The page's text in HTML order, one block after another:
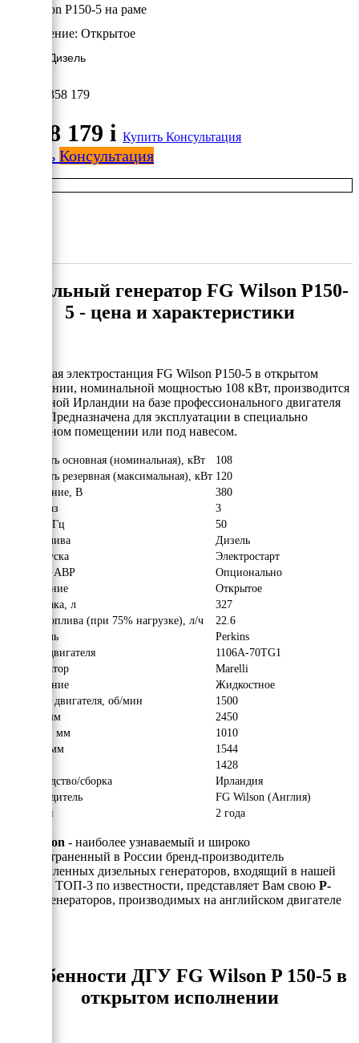
FG Wilson P150-5 на раме
Исполнение: Открытое
108 кВт/Дизель
2 358 179
2 358 179 i Купить Консультация
Купить Консультация
Дизельный генератор FG Wilson P150-
5 - цена и характеристики
Дизельная электростанция FG Wilson P150-5 в открытом
исполнении, номинальной мощностью 108 кВт, производится
в Северной Ирландии на базе профессионального двигателя
Perkins.Предназначена для эксплуатации в специально
отведенном помещении или под навесом.
Мощность основная (номинальная), кВт
108
Мощность резервная (максимальная), кВт 120
Напряжение, В
380
Число фаз
3
Частота, Гц
50
Вид топлива
Дизель
Тип запуска
Электростарт
Наличие АВР
Опционально
Исполнение
Открытое
Объём бака, л
327
Расход топлива (при 75% нагрузке), л/ч
22.6
Двигатель
Perkins
Модель двигателя
1106A-70TG1
Альтернатор
Marelli
Охлаждение
Жидкостное
Обороты двигателя, об/мин
1500
Длина, мм
2450
Ширина, мм
1010
Высота, мм
1544
1428
Производство/сборка
Ирландия
Производитель
FG Wilson (Англия)
Гарантия
2 года
FG Wilson - наиболее узнаваемый и широко
распространенный в России бренд-производитель
промышленных дизельных генераторов, входящий в нашей
стране в ТОП-3 по известности, представляет Вам свою P-
генераторов, производимых на английском двигателе
Особенности ДГУ FG Wilson P 150-5 в
открытом исполнении